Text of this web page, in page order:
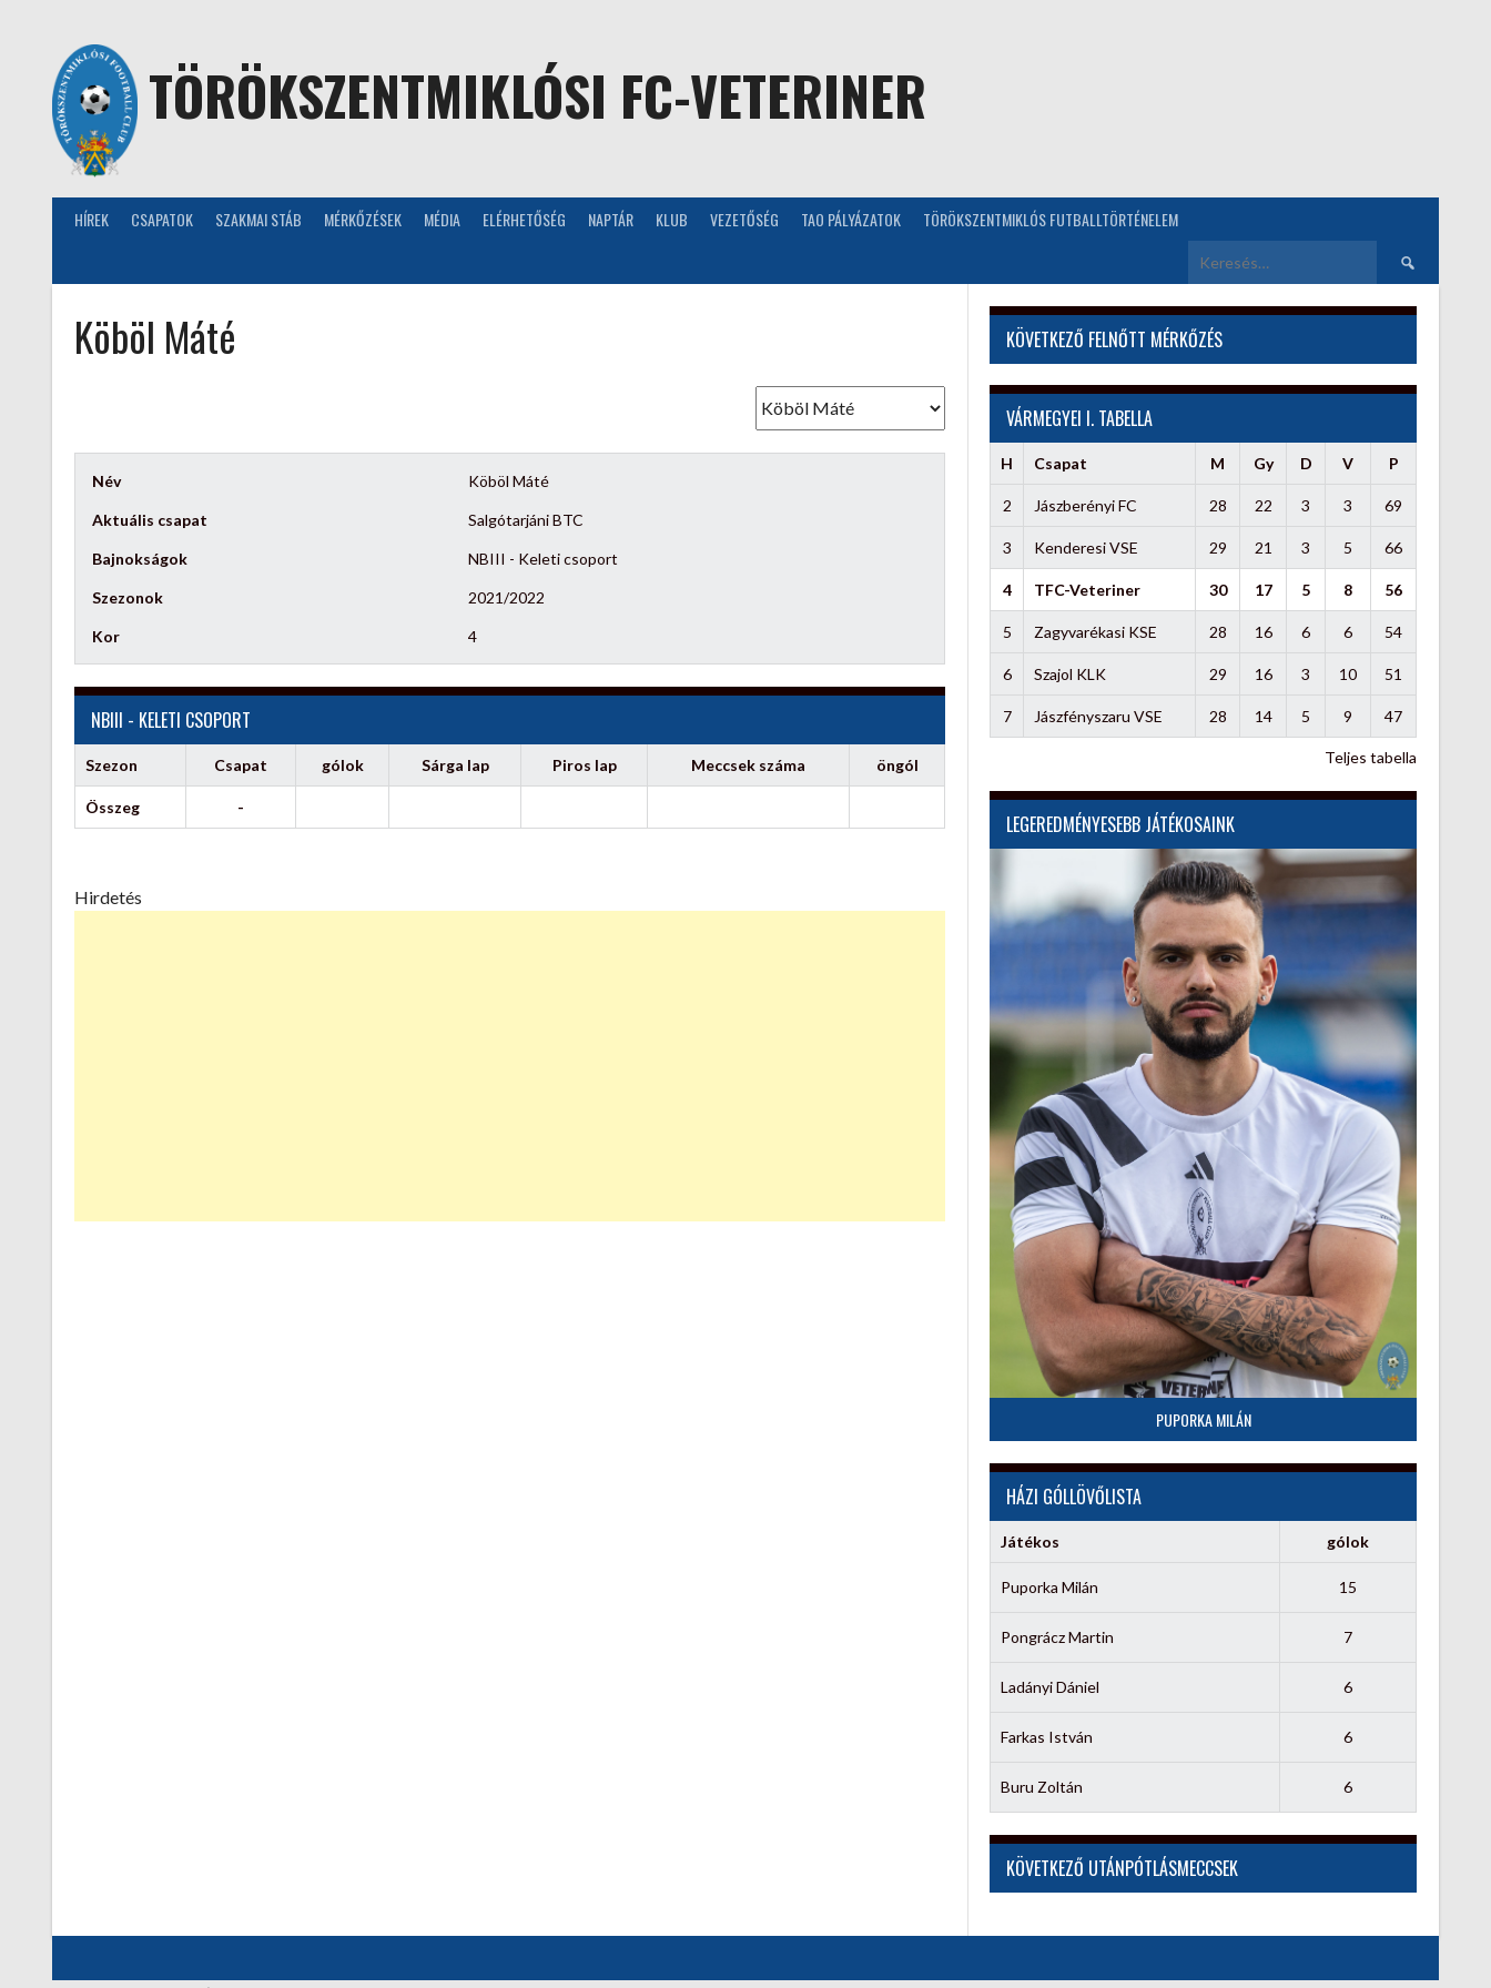
TÖRÖKSZENTMIKLÓSI FC-VETERINER
HÍREK CSAPATOK SZAKMAI STÁB MÉRKŐZÉSEK MÉDIA ELÉRHETŐSÉG NAPTÁR KLUB VEZETŐSÉG TAO PÁLYÁZATOK TÖRÖKSZENTMIKLÓS FUTBALLTÖRTÉNELEM
Keresés:
Köböl Máté
Név Köböl Máté
Aktuális csapat Salgótarjáni BTC
Bajnokságok NBIII - Keleti csoport
Szezonok 2021/2022
Kor 4
NBIII - KELETI CSOPORT
Szezon Csapat gólok Sárga lap Piros lap Meccsek száma öngól
Összeg -
Hirdetés
KÖVETKEZŐ FELNŐTT MÉRKŐZÉS
VÁRMEGYEI I. TABELLA
H Csapat M Gy D V P
2 Jászberényi FC 28 22 3 3 69
3 Kenderesi VSE 29 21 3 5 66
4 TFC-Veteriner 30 17 5 8 56
5 Zagyvarékasi KSE 28 16 6 6 54
6 Szajol KLK 29 16 3 10 51
7 Jászfényszaru VSE 28 14 5 9 47
Teljes tabella
LEGEREDMÉNYESEBB JÁTÉKOSAINK
PUPORKA MILÁN
HÁZI GÓLLÖVŐLISTA
Játékos gólok
Puporka Milán 15
Pongrácz Martin 7
Ladányi Dániel 6
Farkas István 6
Buru Zoltán 6
KÖVETKEZŐ UTÁNPÓTLÁSMECCSEK